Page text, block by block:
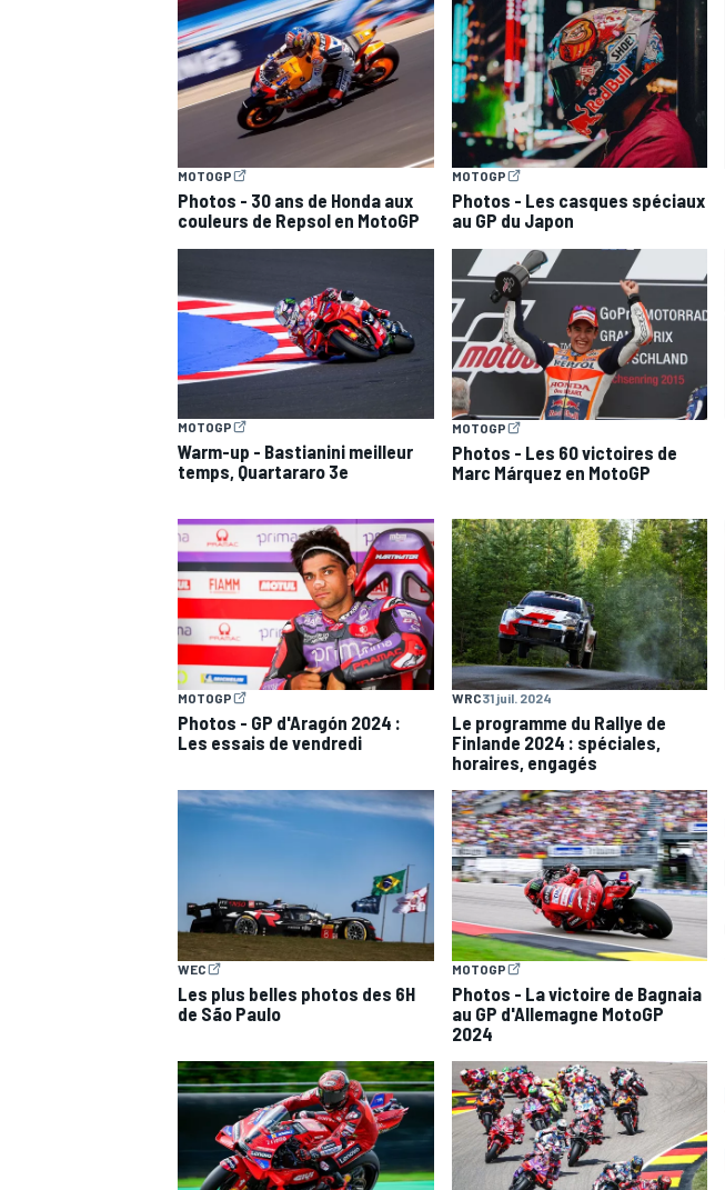
MOTOGP
WRC
WEC
MOTOGP
Photos - 30 ans de Honda aux
couleurs de Repsol en MotoGP
MOTOGP
Photos - Les casques spéciaux
au GP du Japon
MOTOGP
Warm-up - Bastianini meilleur
temps, Quartararo 3e
MOTOGP
Photos - Les 60 victoires de
Marc Márquez en MotoGP
MOTOGP
Photos - GP d'Aragón 2024 :
Les essais de vendredi
WRC31 juil. 2024
Le programme du Rallye de
Finlande 2024 : spéciales,
horaires, engagés
WEC
Les plus belles photos des 6H
de São Paulo
MOTOGP
Photos - La victoire de Bagnaia
au GP d'Allemagne MotoGP
2024